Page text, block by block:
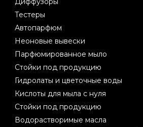
Тестеры
Автопарфюм
Неоновые вывески
Парфюмированное мыло
Стойки под продукцию
Гидролаты и цветочные воды
Кислоты для мыла с нуля
Стойки под продукцию
Водорастворимые масла